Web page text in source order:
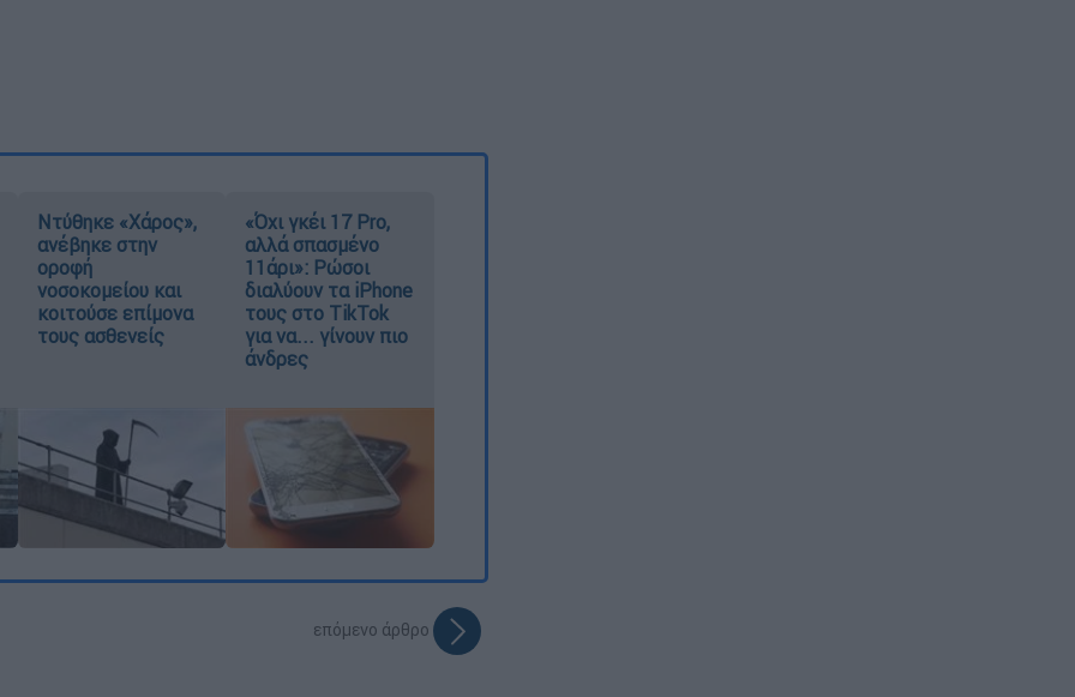
Ντύθηκε «Χάρος»,
ανέβηκε στην
οροφή
νοσοκομείου και
κοιτούσε επίμονα
τους ασθενείς
«Όχι γκέι 17 Pro,
αλλά σπασμένο
11άρι»: Ρώσοι
διαλύουν τα iPhone
τους στο TikTok
για να... γίνουν πιο
άνδρες
επόμενο άρθρο